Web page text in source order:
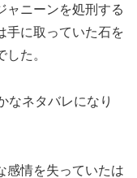
ャニーンを処刑する
手に取っていた石を
た。
なネタバレになり
感情を失っていたは